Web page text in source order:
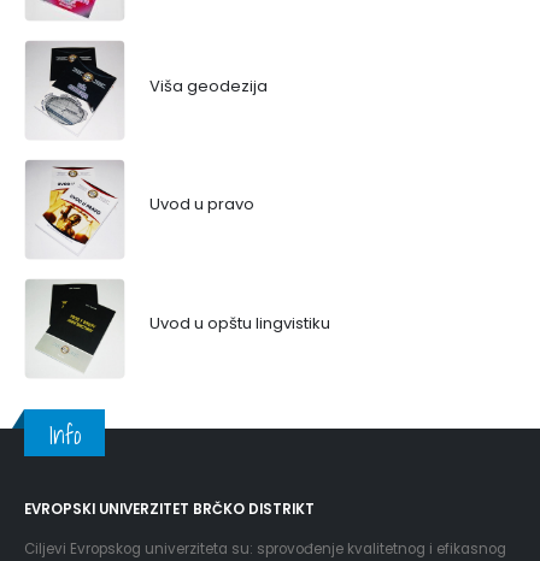
Viša geodezija
Uvod u pravo
Uvod u opštu lingvistiku
Info
EVROPSKI UNIVERZITET BRČKO DISTRIKT
Ciljevi Evropskog univerziteta su: sprovođenje kvalitetnog i efikasnog